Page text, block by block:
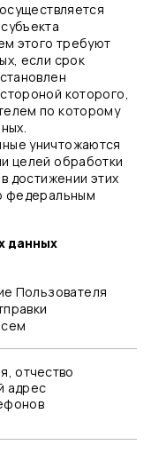
этого требуют
если срок
которого,
по которому
уничтожаются
целей обработки
достижении этих
федеральным
данных
Пользователя
отчество
адрес